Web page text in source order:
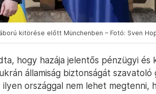
kitörése előtt Münchenben – Fotó: Sven
hogy hazája jelentős pénzügyi és
államiság biztonságát
ilyen országgal nem lehet megtenni,